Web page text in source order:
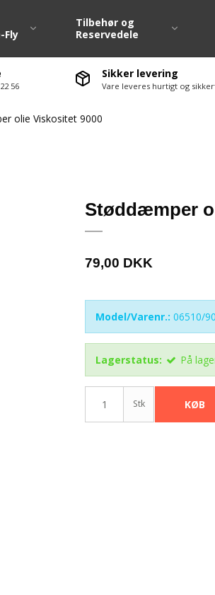
Fly
Tilbehør og
Reservedele
/ Fælge Large Scale
Nimh batterier
El motorer
Lyssæt /
56
Sikker levering
Vare leveres hurtigt og
olie Viskositet 9000
Støddæmper
79,00 DKK
Model/Varenr.: 06510/
Lagerstatus: På
Stk KØB